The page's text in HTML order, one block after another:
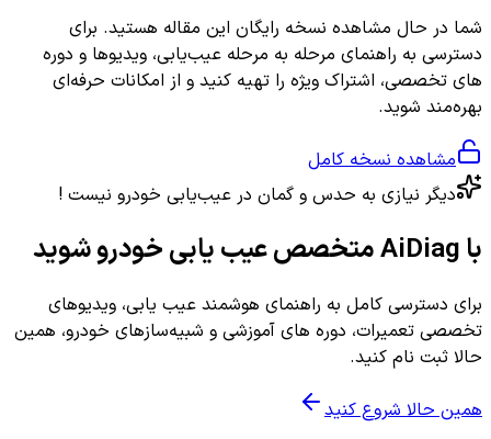
شما در حال مشاهده نسخه رایگان این مقاله هستید. برای
دسترسی به راهنمای مرحله به مرحله عیب‌یابی، ویدیوها و دوره
های تخصصی، اشتراک ویژه را تهیه کنید و از امکانات حرفه‌ای
بهره‌مند شوید.
مشاهده نسخه کامل
دیگر نیازی به حدس و گمان در عیب‌یابی خودرو نیست !
با AiDiag متخصص عیب یابی خودرو شوید
برای دسترسی کامل به راهنمای هوشمند عیب یابی، ویدیوهای
تخصصی تعمیرات، دوره های آموزشی و شبیه‌سازهای خودرو، همین
حالا ثبت نام کنید.
همین حالا شروع کنید